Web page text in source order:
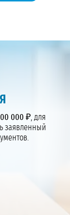
000 ₽, для
заявленный